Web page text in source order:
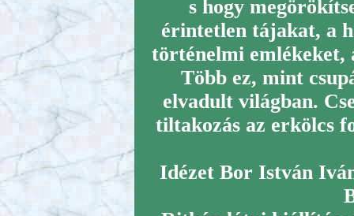
s hogy
érintetlen tájakat, a
történelmi emlékeket,
Több ez, mint
elvadult világban.
tiltakozás az erkölcs
Idézet Bor István